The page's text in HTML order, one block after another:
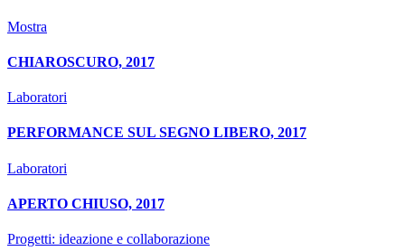
Mostra
CHIAROSCURO, 2017
Laboratori
PERFORMANCE SUL SEGNO LIBERO, 2017
Laboratori
APERTO CHIUSO, 2017
Progetti: ideazione e collaborazione